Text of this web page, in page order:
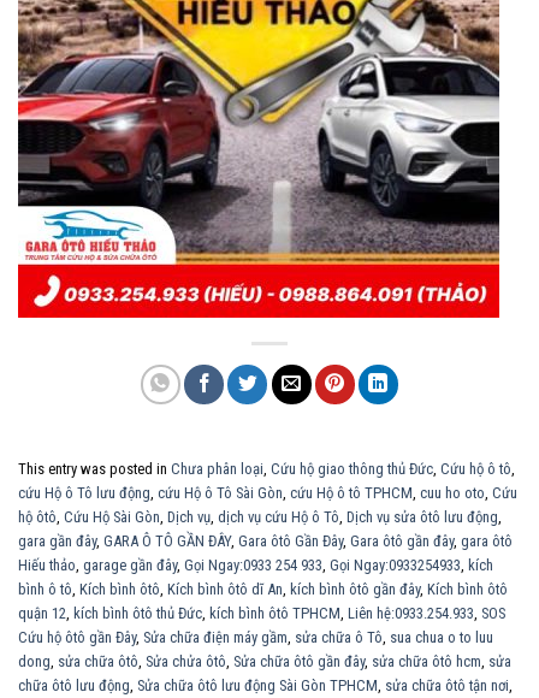
This entry was posted in Chưa phân loại Cứu hộ giao thông thủ Đức Cứu hộ ô tô
cứu Hộ ô Tô lưu động cứu Hộ ô Tô Sài Gòn cứu Hộ ô tô TPHCM cuu ho oto Cứu
hộ ôtô Cứu Hộ Sài Gòn Dịch vụ dịch vụ cứu Hộ ô Tô Dịch vụ sửa ôtô lưu động
gara gần đây, GARA Ô TÔ GẦN ĐÂY, Gara ôtô Gần Đây, Gara ôtô gần đây, gara ôtô
Hiếu thảo garage gần đây, Gọi Ngay:0933 254 933 Gọi Ngay:0933254933 kích
bình ô tô Kích bình ôtô Kích bình ôtô dĩ An kích bình ôtô gần đây, Kích bình ôtô
quận 12 kích bình ôtô thủ Đức kích bình ôtô TPHCM Liên hệ:0933.254.933 SOS
Cứu hộ ôtô gần Đây, Sửa chữa điện máy gầm sửa chữa ô Tô sua chua o to luu
dong sửa chữa ôtô Sửa chửa ôtô Sửa chữa ôtô gần đây, sửa chữa ôtô hcm sửa
chữa ôtô lưu động Sửa chữa ôtô lưu động Sài Gòn TPHCM sửa chữa ôtô tận nơi